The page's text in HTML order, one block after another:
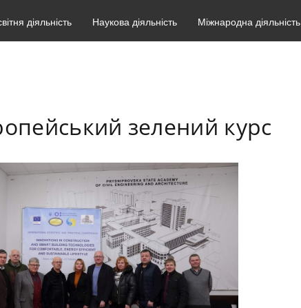
діяльність Наукова діяльність Міжнародна діяльність
зелений курс